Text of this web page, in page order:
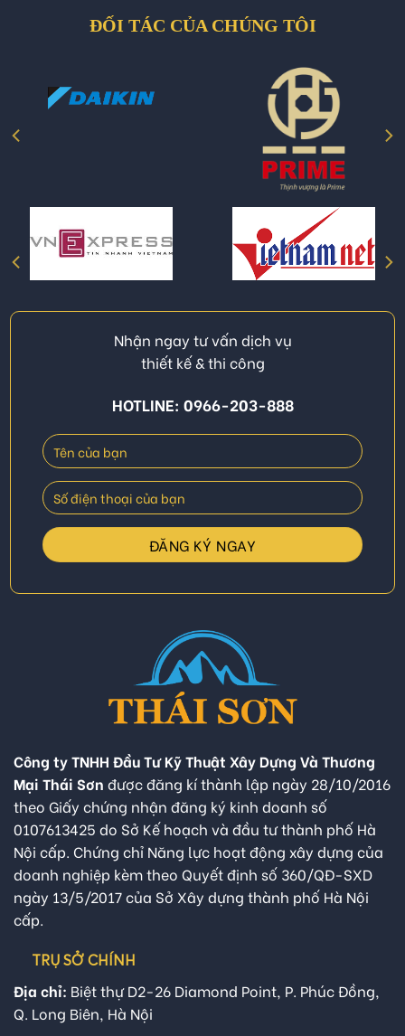
ĐỐI TÁC CỦA CHÚNG TÔI
Nhận ngay tư vấn dịch vụ
thiết kế & thi công
HOTLINE: 0966-203-888
Công ty TNHH Đầu Tư Kỹ Thuật Xây Dựng Và Thương
Mại Thái Sơn được đăng kí thành lập ngày 28/10/2016
theo Giấy chứng nhận đăng ký kinh doanh số
0107613425 do Sở Kế hoạch và đầu tư thành phố Hà
Nội cấp. Chứng chỉ Năng lực hoạt động xây dựng của
doanh nghiệp kèm theo Quyết định số 360/QĐ-SXD
ngày 13/5/2017 của Sở Xây dựng thành phố Hà Nội
cấp.
TRỤ SỞ CHÍNH
Địa chỉ: Biệt thự D2-26 Diamond Point, P. Phúc Đồng,
Q. Long Biên, Hà Nội